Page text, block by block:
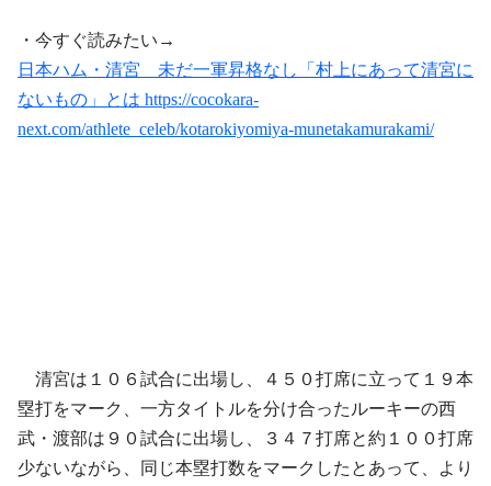
・今すぐ読みたい→
日本ハム・清宮 未だ一軍昇格なし「村上にあって清宮に
ないもの」とは https://cocokara-
next.com/athlete_celeb/kotarokiyomiya-munetakamurakami/
清宮は１０６試合に出場し、４５０打席に立って１９本
塁打をマーク、一方タイトルを分け合ったルーキーの西
武・渡部は９０試合に出場し、３４７打席と約１００打席
少ないながら、同じ本塁打数をマークしたとあって、より